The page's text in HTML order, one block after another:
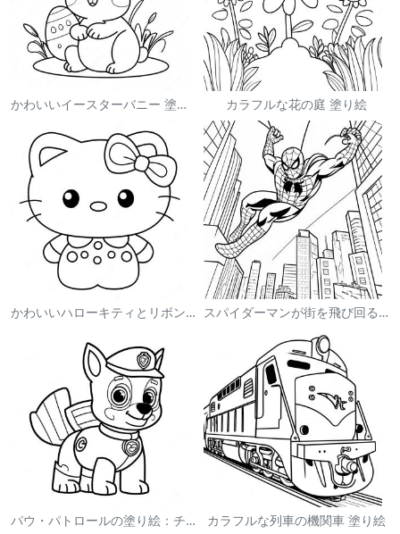
かわいいイースターバニー 塗り絵 カラフルな花の庭 塗り絵
かわいいハローキティとリボンの塗り絵 スパイダーマンが街を飛び回る塗り絵
パウ・パトロールの塗り絵：チェイス カラフルな列車の機関車 塗り絵